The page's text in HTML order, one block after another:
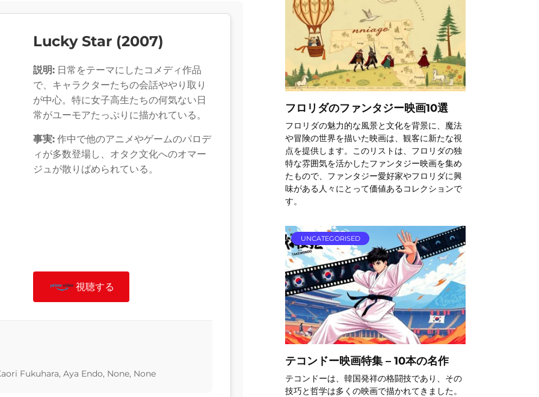
Lucky Star (2007)
説明: 日常をテーマにしたコメディ作品
で、キャラクターたちの会話ややり取り
が中心。特に女子高生たちの何気ない日
常がユーモアたっぷりに描かれている。
事実: 作中で他のアニメやゲームのパロデ
ィが多数登場し、オタク文化へのオマー
ジュが散りばめられている。
視聴する
Fukuhara, Aya Endo, None, None
フロリダのファンタジー映画10選
フロリダの魅力的な風景と文化を背景に、魔法
や冒険の世界を描いた映画は、観客に新たな視
点を提供します。このリストは、フロリダの独
特な雰囲気を活かしたファンタジー映画を集め
たもので、ファンタジー愛好家やフロリダに興
味がある人々にとって価値あるコレクションで
す。
UNCATEGORISED
テコンドー映画特集 – 10本の名作
テコンドーは、韓国発祥の格闘技であり、その
技巧と哲学は多くの映画で描かれてきました。